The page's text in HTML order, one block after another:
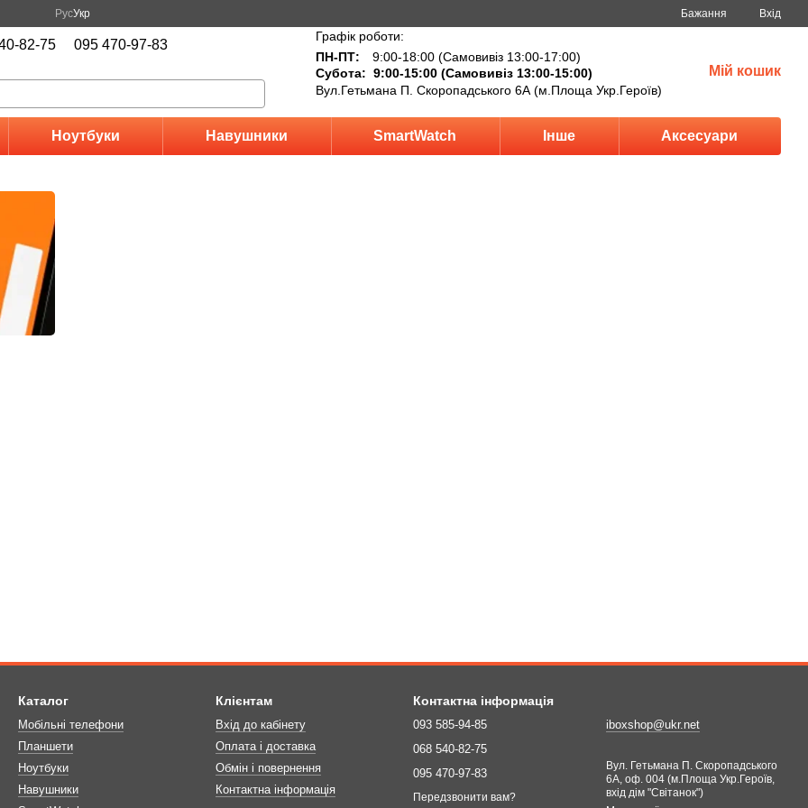
РусУкр Бажання Вхід
82-75 095 470-97-83
Графік роботи:
ПН-ПТ:
9:00-18:00 (Самовивіз 13:00-17:00)
Субота: 9:00-15:00 (Самовивіз 13:00-15:00)
Вул.Гетьмана П. Скоропадського 6А (м.Площа Укр.Героїв)
Мій кошик
Ноутбуки Навушники SmartWatch Інше Аксесуари
Каталог
Мобільні телефони
Планшети
Ноутбуки
Навушники
Клієнтам
Вхід до кабінету
Оплата і доставка
Обмін і повернення
Контактна інформація
Контактна інформація
093 585-94-85
068 540-82-75
095 470-97-83
Передзвонити вам?
iboxshop@ukr.net
Вул. Гетьмана П. Скоропадського
6А, оф. 004 (м.Площа Укр.Героїв,
вхід дім "Світанок")